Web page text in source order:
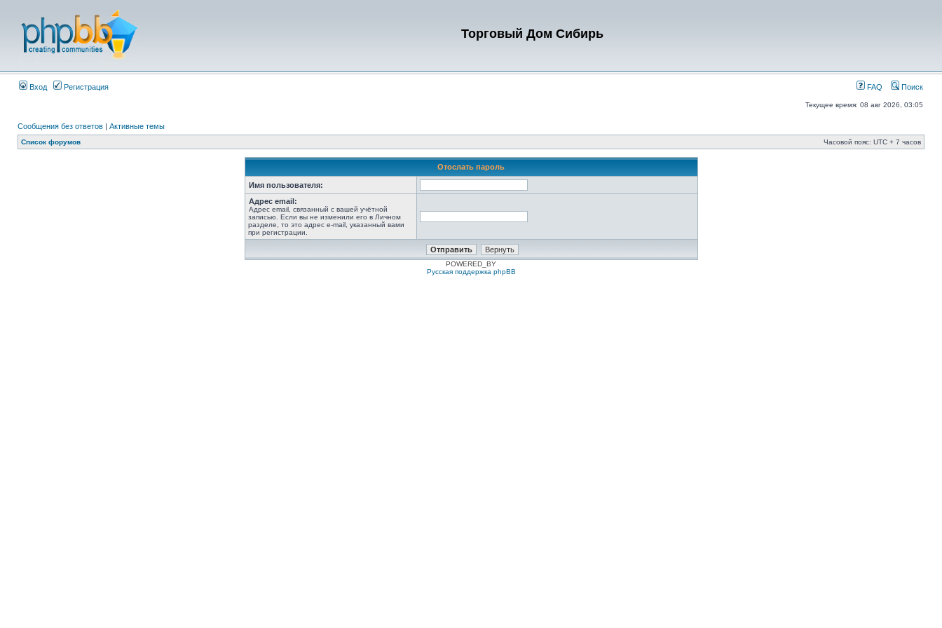
Торговый Дом Сибирь
Вход Регистрация FAQ Поиск
Текущее время: 08 авг 2026, 03:05
Сообщения без ответов | Активные темы
Список форумов Часовой пояс: UTC + 7 часов
Отослать пароль
Имя пользователя:
Адрес email:
Адрес email, связанный с вашей учётной
записью. Если вы не изменили его в Личном
разделе, то это адрес e-mail, указанный вами
при регистрации.
POWERED_BY
Русская поддержка phpBB